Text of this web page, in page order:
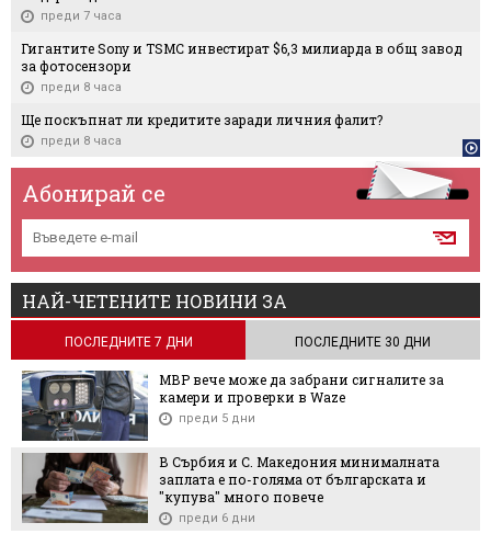
преди 7 часа
Гигантите Sony и TSMC инвестират $6,3 милиарда в общ завод
за фотосензори
преди 8 часа
Ще поскъпнат ли кредитите заради личния фалит?
преди 8 часа
Абонирай се
НАЙ-ЧЕТЕНИТЕ НОВИНИ ЗА
ПОСЛЕДНИТЕ 7 ДНИ ПОСЛЕДНИТЕ 30 ДНИ
МВР вече може да забрани сигналите за
камери и проверки в Waze
преди 5 дни
В Сърбия и С. Македония минималната
заплата е по-голяма от българската и
"купува" много повече
преди 6 дни